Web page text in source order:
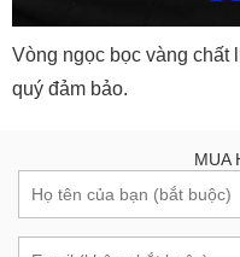
Vòng ngọc bọc vàng chất
quý đảm bảo.
MUA